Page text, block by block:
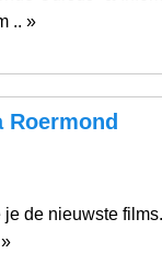
.. »
je de nieuwste